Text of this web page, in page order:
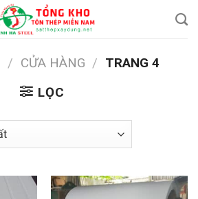
/ CỬA HÀNG / TRANG 4
LỌC